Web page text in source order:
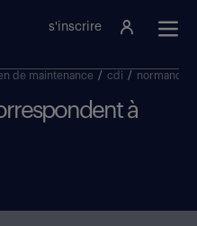
s'inscrire
de maintenance / cdi / normandie
à